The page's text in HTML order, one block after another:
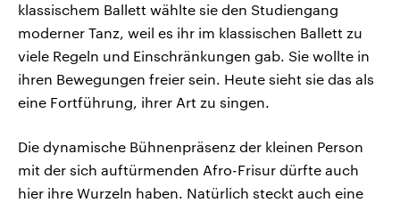
klassischem Ballett wählte sie den Studiengang
moderner Tanz, weil es ihr im klassischen Ballett zu
viele Regeln und Einschränkungen gab. Sie wollte in
ihren Bewegungen freier sein. Heute sieht sie das als
eine Fortführung, ihrer Art zu singen.
Die dynamische Bühnenpräsenz der kleinen Person
mit der sich auftürmenden Afro-Frisur dürfte auch
hier ihre Wurzeln haben. Natürlich steckt auch eine